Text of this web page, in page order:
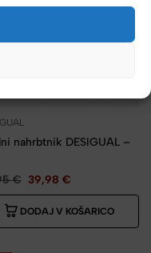
nahrbtnik DESIGUAL –
€ 39,98 €
DODAJ V KOŠARICO